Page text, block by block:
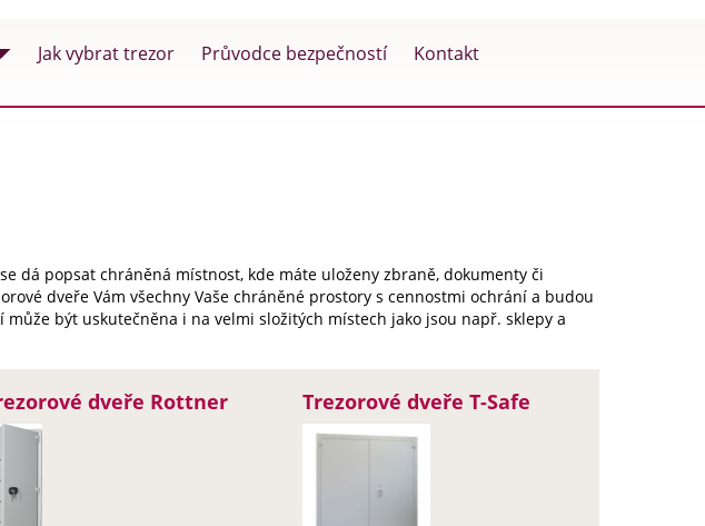
Jak vybrat trezor Průvodce bezpečností Kontakt
dá popsat chráněná místnost, kde máte uloženy zbraně, dokumenty či
dveře Vám všechny Vaše chráněné prostory s cennostmi ochrání a budou
být uskutečněna i na velmi složitých místech jako jsou např. sklepy a
dveře Rottner Trezorové dveře T-Safe